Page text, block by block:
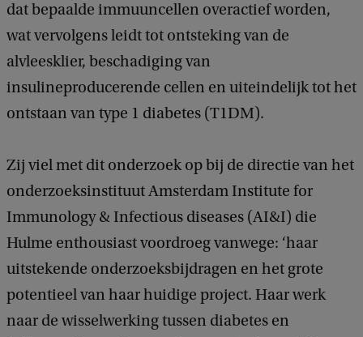
dat bepaalde immuuncellen overactief worden,
wat vervolgens leidt tot ontsteking van de
alvleesklier, beschadiging van
insulineproducerende cellen en uiteindelijk tot het
ontstaan van type 1 diabetes (T1DM).
Zij viel met dit onderzoek op bij de directie van het
onderzoeksinstituut Amsterdam Institute for
Immunology & Infectious diseases (AI&I) die
Hulme enthousiast voordroeg vanwege: ‘haar
uitstekende onderzoeksbijdragen en het grote
potentieel van haar huidige project. Haar werk
naar de wisselwerking tussen diabetes en